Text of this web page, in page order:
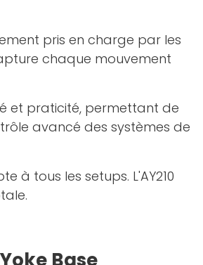
pris en charge par les
chaque mouvement
et praticité, permettant de
avancé des systèmes de
à tous les setups. L'AY210